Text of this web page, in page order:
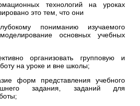
технологий на уроках
это тем, что они
пониманию изучаемого
основных учебных
организовать групповую и
на уроке и вне школы;
форм представления учебного
задания, заданий для